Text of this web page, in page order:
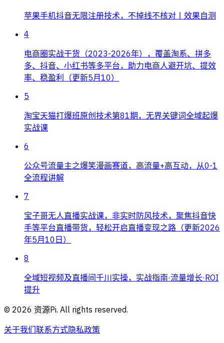
苹果手机抖音无限注册技术，不掉线不核对丨效果自测
4
电商圈实战干货（2023-2026年），覆盖淘系、拼多
多、抖音、小红书等多平台，助力电商人避开坑、提效
率、稳盈利（更新5月10）
5
淘宝天猫打爆班原创技术第81期，无界关键词全域起爆
实战课
6
公众号流量主之爆笑漫画赛道，高流量+高互动，从0-1
全流程讲解
7
宝子哥无人直播实战课，非实时防风技术，聚焦抖音快
手等平台直播带货，轻松开启直播变现之路（更新2026
年5月10日）
8
全域短视频及直播间千川实操，实战指南·流量增长·ROI
提升
© 2026 资源Pi. All rights reserved.
关于我们联系方式隐私政策